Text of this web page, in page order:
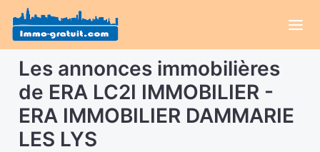
Les annonces immobilières
de ERA LC2I IMMOBILIER -
ERA IMMOBILIER DAMMARIE
LES LYS